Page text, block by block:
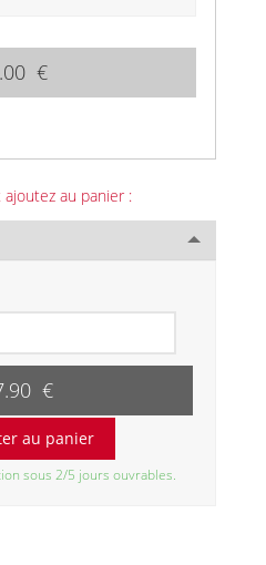
€
au panier :
€
sous 2/5 jours ouvrables.